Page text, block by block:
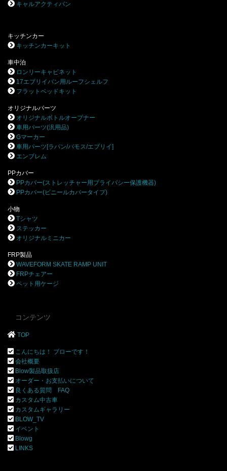
キャルアクティバン
キッチンカー
キッチンカーキット
車中泊
ロンリーキャビネット
17エブリイバン用ルーフシェルフ
フラットベッドキット
オリジナルパーツ
オリジナルボトルオープナー
車用パーツ(汎用品)
Gマーカー
車用パーツ[ラパン/バモス/エブリイ]
エンブレム
PPカバー
PPカバー(ストレッチャー用プライバシー保護機器)
PPカバー(ビニールカバータイプ)
小物
Tシャツ
ステッカー
オリジナルミニカー
FRP製品
WAVEFORM SKATE RAMP UNIT
FRPチェアー
ペット用ケージ
コンテンツ
TOP
こんにちは！ ブローです！
会社概要
Blow製品取扱店
オーダー・お支払いについて
良くある質問 FAQ
カスタム中古車
カスタムギャラリー
BLOW_TV
イベント
Blowg
LINKS